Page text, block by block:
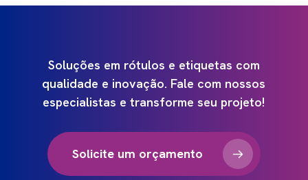
Soluções em rótulos e etiquetas com
qualidade e inovação. Fale com nossos
especialistas e transforme seu projeto!
Solicite um orçamento